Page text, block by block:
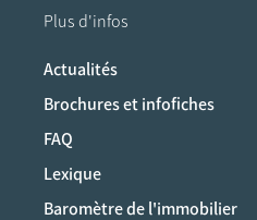
Plus d'infos
Actualités
Brochures et infofiches
FAQ
Lexique
Baromètre de l'immobilier